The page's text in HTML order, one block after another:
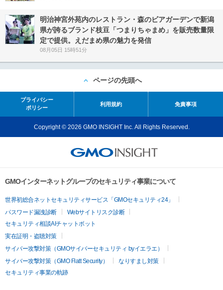
明治神宮外苑内のレストラン・森のビアガーデンで新潟
県が誇るブランド枝豆「つまりちゃまめ」を販売数量限
定で提供。えだまめ県の魅力を発信
08月05日 15時51分
ページの先頭へ
プライバシー
ポリシー
利用規約 免責事項
Copyright © 2026 GMO INSIGHT Inc. All Rights Reserved.
GMOインターネットグループのセキュリティ事業について
世界初総合ネットセキュリティサービス「GMOセキュリティ24」
パスワード漏洩診断
Webサイトリスク診断
セキュリティ相談AIチャットボット
実在証明・盗聴対策
サイバー攻撃対策（GMOサイバーセキュリティ byイエラエ）
サイバー攻撃対策（GMO Flatt Security）
なりすまし対策
セキュリティ事業の軌跡